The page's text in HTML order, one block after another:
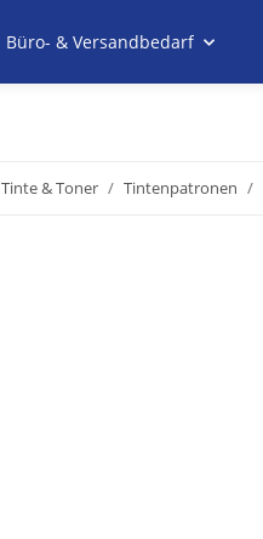
Büro- & Versandbedarf
Tinte & Toner Tintenpatronen